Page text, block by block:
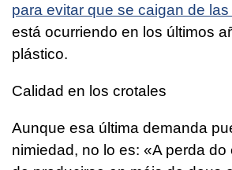
para evitar que se caigan de las
está ocurriendo en los últimos
plástico.
Calidad en los crotales
Aunque esa última demanda
nimiedad, no lo es: «A perda do